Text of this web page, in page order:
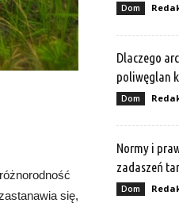
się,
Dom
Dlaczego
poliwęglan
Dom
Normy i
zadaszeń
Dom